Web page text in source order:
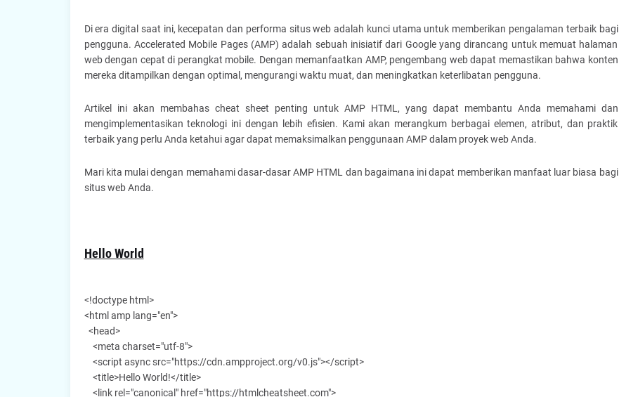
Di era digital saat ini, kecepatan dan performa situs web adalah kunci utama untuk memberikan pengalaman terbaik bagi
pengguna. Accelerated Mobile Pages (AMP) adalah sebuah inisiatif dari Google yang dirancang untuk memuat halaman
web dengan cepat di perangkat mobile. Dengan memanfaatkan AMP, pengembang web dapat memastikan bahwa konten
mereka ditampilkan dengan optimal, mengurangi waktu muat, dan meningkatkan keterlibatan pengguna.
Artikel ini akan membahas cheat sheet penting untuk AMP HTML, yang dapat membantu Anda memahami dan
mengimplementasikan teknologi ini dengan lebih efisien. Kami akan merangkum berbagai elemen, atribut, dan praktik
terbaik yang perlu Anda ketahui agar dapat memaksimalkan penggunaan AMP dalam proyek web Anda.
Mari kita mulai dengan memahami dasar-dasar AMP HTML dan bagaimana ini dapat memberikan manfaat luar biasa bagi
situs web Anda.
Hello World
<!doctype html>
<html amp lang="en">
<head>
<meta charset="utf-8">
<script async src="https://cdn.ampproject.org/v0.js"></script>
<title>Hello World!</title>
<link rel="canonical" href="https://htmlcheatsheet.com">